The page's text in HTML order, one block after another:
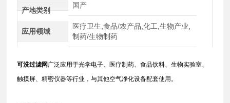
产地类别
国产
应用领域
医疗卫生,食品/农产品,化工,生物产业,
制药/生物制药
可洗过滤网 广泛应用于光学电子、医疗制药、食品饮料、生物实验室、
触摸屏、精密仪器等行业，与其他空气净化设备配套使用。